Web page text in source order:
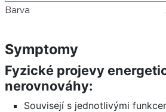
Barva
Symptomy
Fyzické projevy
nerovnováhy:
Souvisejí s jednotlivými